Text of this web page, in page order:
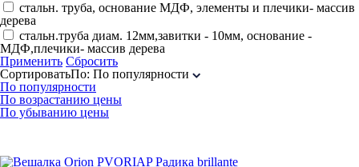
стальн. труба, основание МДФ, элементы и плечики- массив
дерева
стальн.труба диам. 12мм,завитки - 10мм, основание -
МДФ,плечики- массив дерева
Применить Сбросить
СортироватьПо: По популярности
По популярности
По возрастанию цены
По убыванию цены